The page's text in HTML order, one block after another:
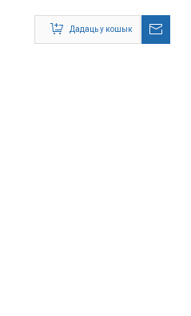
Дадаць у кошык